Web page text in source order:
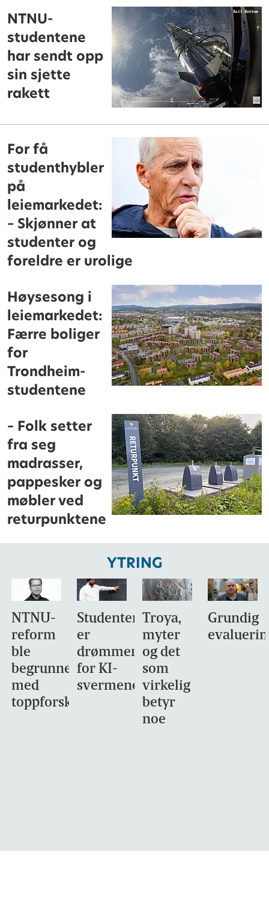
NTNU-
studentene
har sendt opp
sin sjette
rakett
For få
studenthybler
på
leiemarkedet:
– Skjønner at
studenter og
foreldre er urolige
Høysesong i
leiemarkedet:
Færre boliger
for
Trondheim-
studentene
– Folk setter
fra seg
madrasser,
pappesker og
møbler ved
returpunktene
YTRING
NTNU-
reform
ble
begrunnet
med
toppforskning
Studentene
er
drømmemålet
for KI-
svermene
Troya,
myter
og det
som
virkelig
betyr
noe
Grundig